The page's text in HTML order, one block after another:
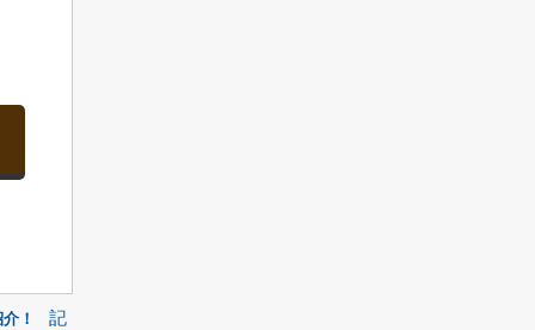
！
記